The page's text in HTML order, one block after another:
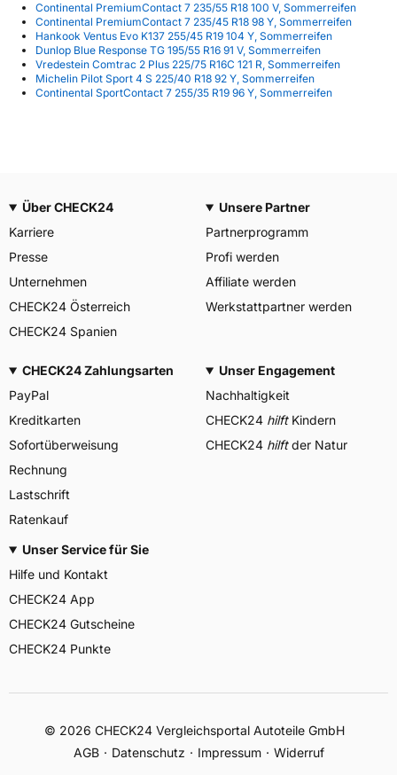
Continental PremiumContact 7 235/55 R18 100 V, Sommerreifen
Continental PremiumContact 7 235/45 R18 98 Y, Sommerreifen
Hankook Ventus Evo K137 255/45 R19 104 Y, Sommerreifen
Dunlop Blue Response TG 195/55 R16 91 V, Sommerreifen
Vredestein Comtrac 2 Plus 225/75 R16C 121 R, Sommerreifen
Michelin Pilot Sport 4 S 225/40 R18 92 Y, Sommerreifen
Continental SportContact 7 255/35 R19 96 Y, Sommerreifen
Über CHECK24
Karriere
Presse
Unternehmen
CHECK24 Österreich
CHECK24 Spanien
Unsere Partner
Partnerprogramm
Profi werden
Affiliate werden
Werkstattpartner werden
CHECK24 Zahlungsarten
PayPal
Kreditkarten
Sofortüberweisung
Rechnung
Lastschrift
Ratenkauf
Unser Engagement
Nachhaltigkeit
CHECK24 hilftKindern
CHECK24 hilftder Natur
Unser Service für Sie
Hilfe und Kontakt
CHECK24 App
CHECK24 Gutscheine
CHECK24 Punkte
© 2026 CHECK24 Vergleichsportal Autoteile GmbH
AGB
Datenschutz Impressum Widerruf